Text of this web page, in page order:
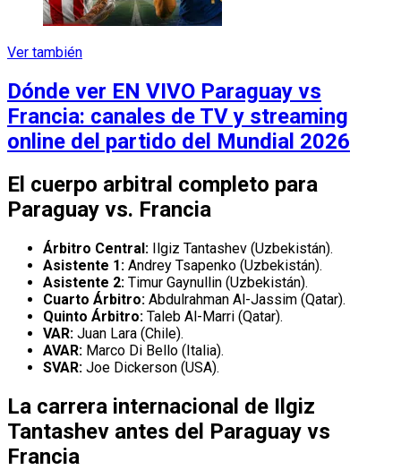
Ver también
Dónde ver EN VIVO Paraguay vs
Francia: canales de TV y streaming
online del partido del Mundial 2026
El cuerpo arbitral completo para
Paraguay vs. Francia
Árbitro Central: Ilgiz Tantashev (Uzbekistán).
Asistente 1: Andrey Tsapenko (Uzbekistán).
Asistente 2: Timur Gaynullin (Uzbekistán).
Cuarto Árbitro: Abdulrahman Al-Jassim (Qatar).
Quinto Árbitro: Taleb Al-Marri (Qatar).
VAR: Juan Lara (Chile).
AVAR: Marco Di Bello (Italia).
SVAR: Joe Dickerson (USA).
La carrera internacional de Ilgiz
Tantashev antes del Paraguay vs
Francia